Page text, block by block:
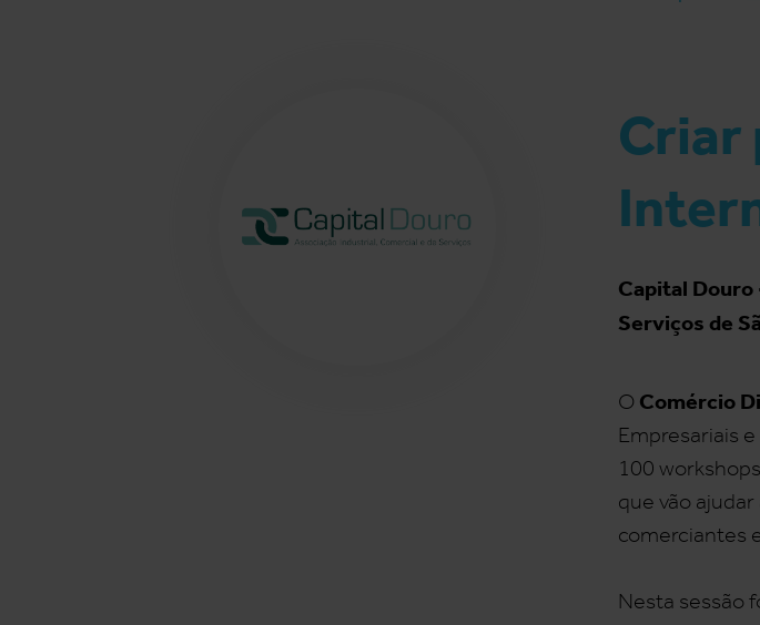
Criar
Capital
Serviços de
O Comércio
Empresariais
100
que vão
comerciantes
Nesta sessão